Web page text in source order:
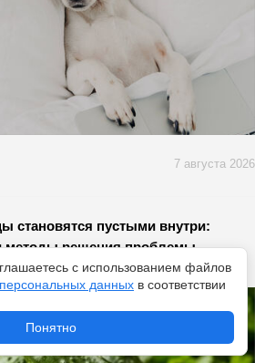
7 августа 2026
становятся пустыми внутри:
решения проблемы –
с использованием файлов
данных в соответствии
Понятно